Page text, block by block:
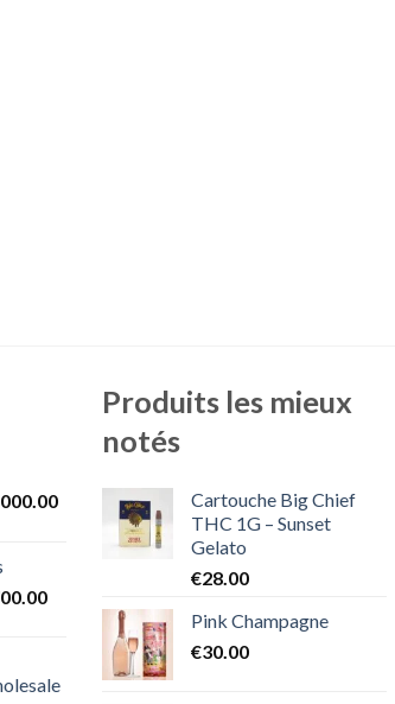
Plage
€25,000.00
Plage
€400.00
à
Produits les mieux
notés
Cartouche Big Chief
THC 1G – Sunset
Gelato
€28.00
Pink Champagne
€30.00